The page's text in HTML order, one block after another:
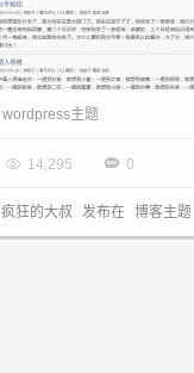
wordpress主题
 14,295  0
疯狂的大叔 发布在 博客主题